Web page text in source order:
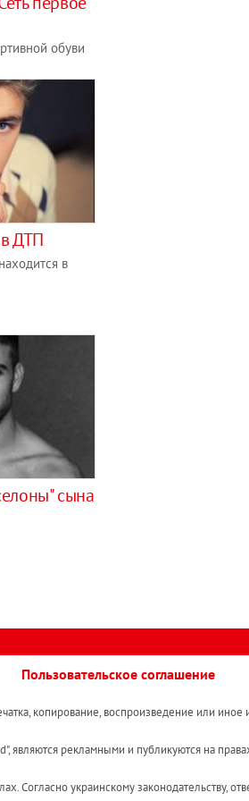
обуви
ДТП
в
сына
Пользовательское соглашение
копирование, воспроизведение или иное
являются рекламными и публикуются на
Согласно украинскому законодательству,